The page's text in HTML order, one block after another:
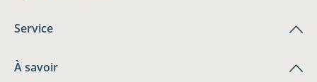
Service
À savoir